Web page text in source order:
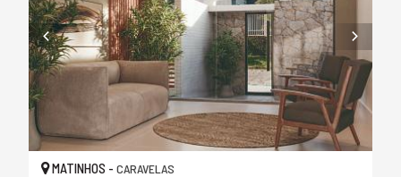
MATINHOS - CARAVELAS